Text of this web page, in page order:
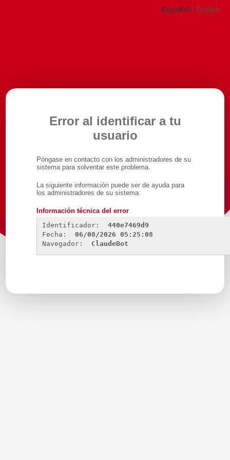
Español | English
Error al identificar a tu
usuario
Póngase en contacto con los administradores de su
sistema para solventar este problema.
La siguiente información puede ser de ayuda para
los administradores de su sistema:
Información técnica del error
Identificador:
440e7469d9
Fecha:
06/08/2026 05:25:08
Navegador:
ClaudeBot